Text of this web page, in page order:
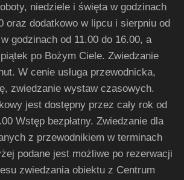
niedziele i święta w godzinach
oraz dodatkowo w lipcu i sierpniu od
godzinach od 11.00 do 16.00, a
po Bożym Ciele. Zwiedzanie
W cenie usługa przewodnicka,
zwiedzanie wystaw czasowych.
jest dostępny przez cały rok od
Wstęp bezpłatny. Zwiedzanie dla
z przewodnikiem w terminach
podane jest możliwe po rezerwacji
zwiedzania obiektu z Centrum